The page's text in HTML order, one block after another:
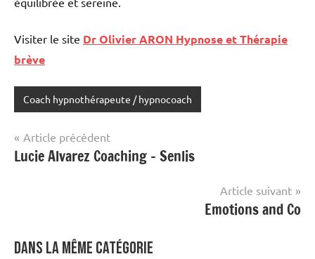
Visiter le site Dr Olivier ARON Hypnose et Thérapie
brève
Coach hypnothérapeute / hypnocoach
Navigation
de
Article précédent
Lucie Alvarez Coaching – Senlis
Article suivant
Emotions and Co
Dans la même catégorie